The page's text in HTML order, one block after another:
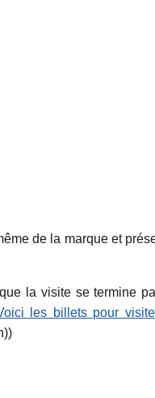
de la marque et
la visite se termine
les billets pour